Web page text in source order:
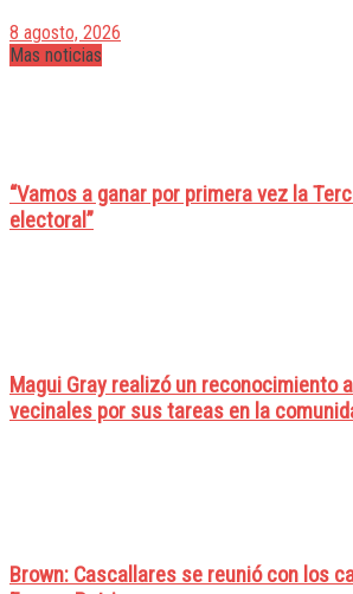
8 agosto, 2026
Mas noticias
“Vamos a ganar por primera vez la
electoral”
Magui Gray realizó un reconocimiento
vecinales por sus tareas en la
Brown: Cascallares se reunió con los